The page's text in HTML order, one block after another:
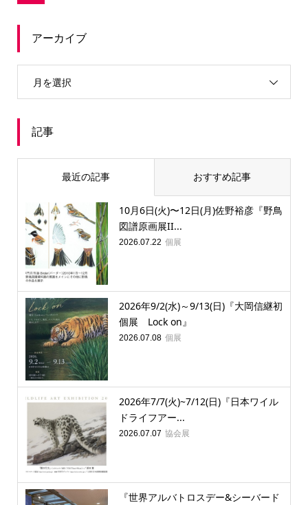
アーカイブ
月を選択
記事
最近の記事 おすすめ記事
10月6日(火)〜12日(月)佐野裕彦『野鳥
図譜原画展II...
2026.07.22 個展
2026年9/2(水)～9/13(日)『大岡信継初
個展 Lock on』
2026.07.08 個展
2026年7/7(火)~7/12(日)『日本ワイル
ドライフアー...
2026.07.07 協会展
『世界アルバトロスデー&シーバード